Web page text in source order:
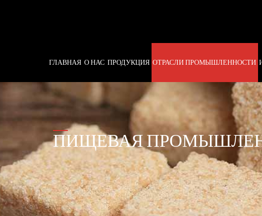
ГЛАВНАЯ О НАС ПРОДУКЦИЯ ОТРАСЛИ ПРОМЫШЛЕННОСТИ
ПИЩЕВАЯ